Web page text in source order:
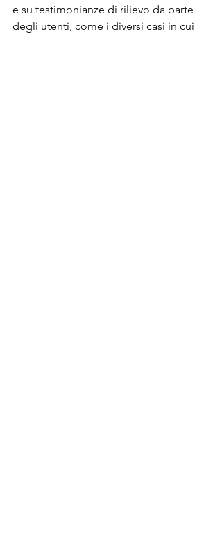
e su testimonianze di rilievo da parte
degli utenti, come i diversi casi in cui